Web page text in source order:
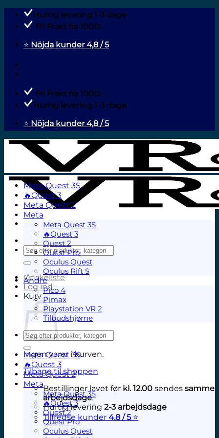
Fortsæt
indhold
Hurtig levering 1-3 dage
Fri Frakt fra 1000:-
⭐ Nöjda kunder 4,8 / 5
Fri Frakt fra 1000:-
Hurtig levering 1-3 dage
⭐ Nöjda kunder 4,8 / 5
Søg
efter:
Ønskeliste
Log ind
Kurv
Ingen varer i kurven.
Tilbage til shoppen
Bestillinger lavet før kl. 12.00 sendes samme
arbejdsdage.
Hurtig levering 2-3 arbejdsdage
Tilfredse kunder 4.8 / 5 ⭐
Meta Quest 3S
🔥Quest 3
Meta Quest 2
Meta
Meta Quest 3S
🔥Quest 3
Quest 2
Quest Pro
Oculus Quest
Oculus Rift S
Andre
Pico 4
Pimax
Playstation VR 2
Tilbudshjørne
Søg
efter:
Meta Quest 3S
🔥Quest 3
Meta Quest 2
Meta
Meta Quest 3S
🔥Quest 3
Quest 2
Quest Pro
Oculus Quest